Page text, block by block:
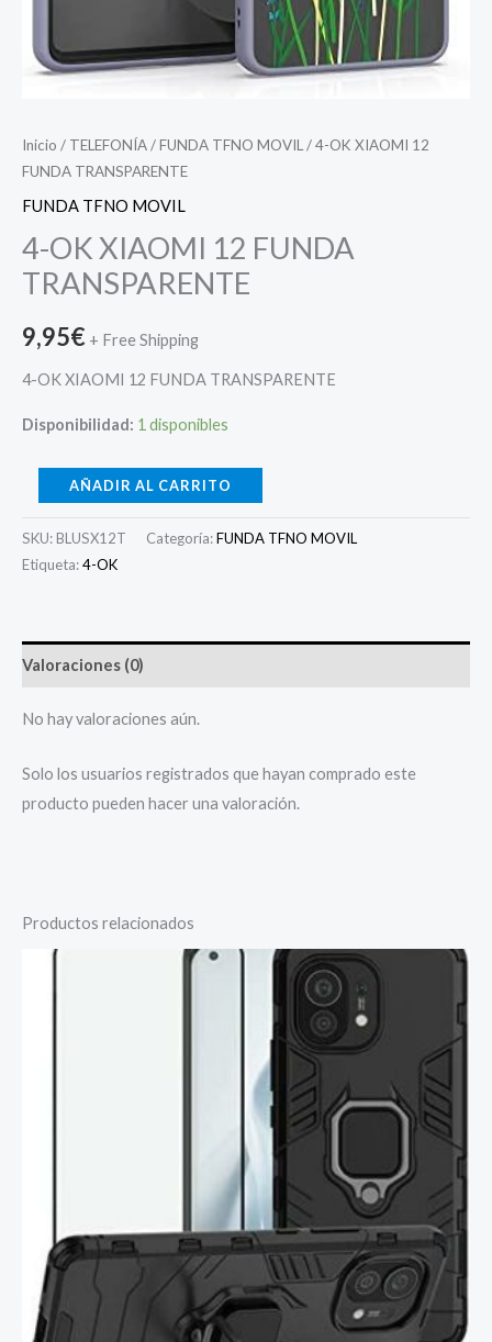
Inicio / TELEFONÍA/FUNDA TFNO MOVIL / 4-OK XIAOMI 12
FUNDA TRANSPARENTE
FUNDA TFNO MOVIL
4-OK XIAOMI 12 FUNDA
TRANSPARENTE
9,95€ + Free Shipping
4-OK XIAOMI 12 FUNDA TRANSPARENTE
Disponibilidad: 1 disponibles
AÑADIR AL CARRITO
SKU: BLUSX12T Categoría:FUNDA TFNO MOVIL
Etiqueta:4-OK
Valoraciones (0)
No hay valoraciones aún.
Solo los usuarios registrados que hayan comprado este
producto pueden hacer una valoración.
Productos relacionados